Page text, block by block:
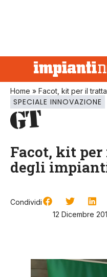
Home » Facot, kit per il
SPECIALE INNOVAZIONE
Facot, kit
degli
Condividi
12 Dicembre